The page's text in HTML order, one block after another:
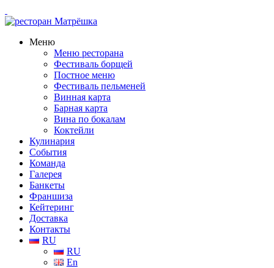
Меню
Меню ресторана
Фестиваль борщей
Постное меню
Фестиваль пельменей
Винная карта
Барная карта
Вина по бокалам
Коктейли
Кулинария
События
Команда
Галерея
Банкеты
Франшиза
Кейтеринг
Доставка
Контакты
RU
RU
En